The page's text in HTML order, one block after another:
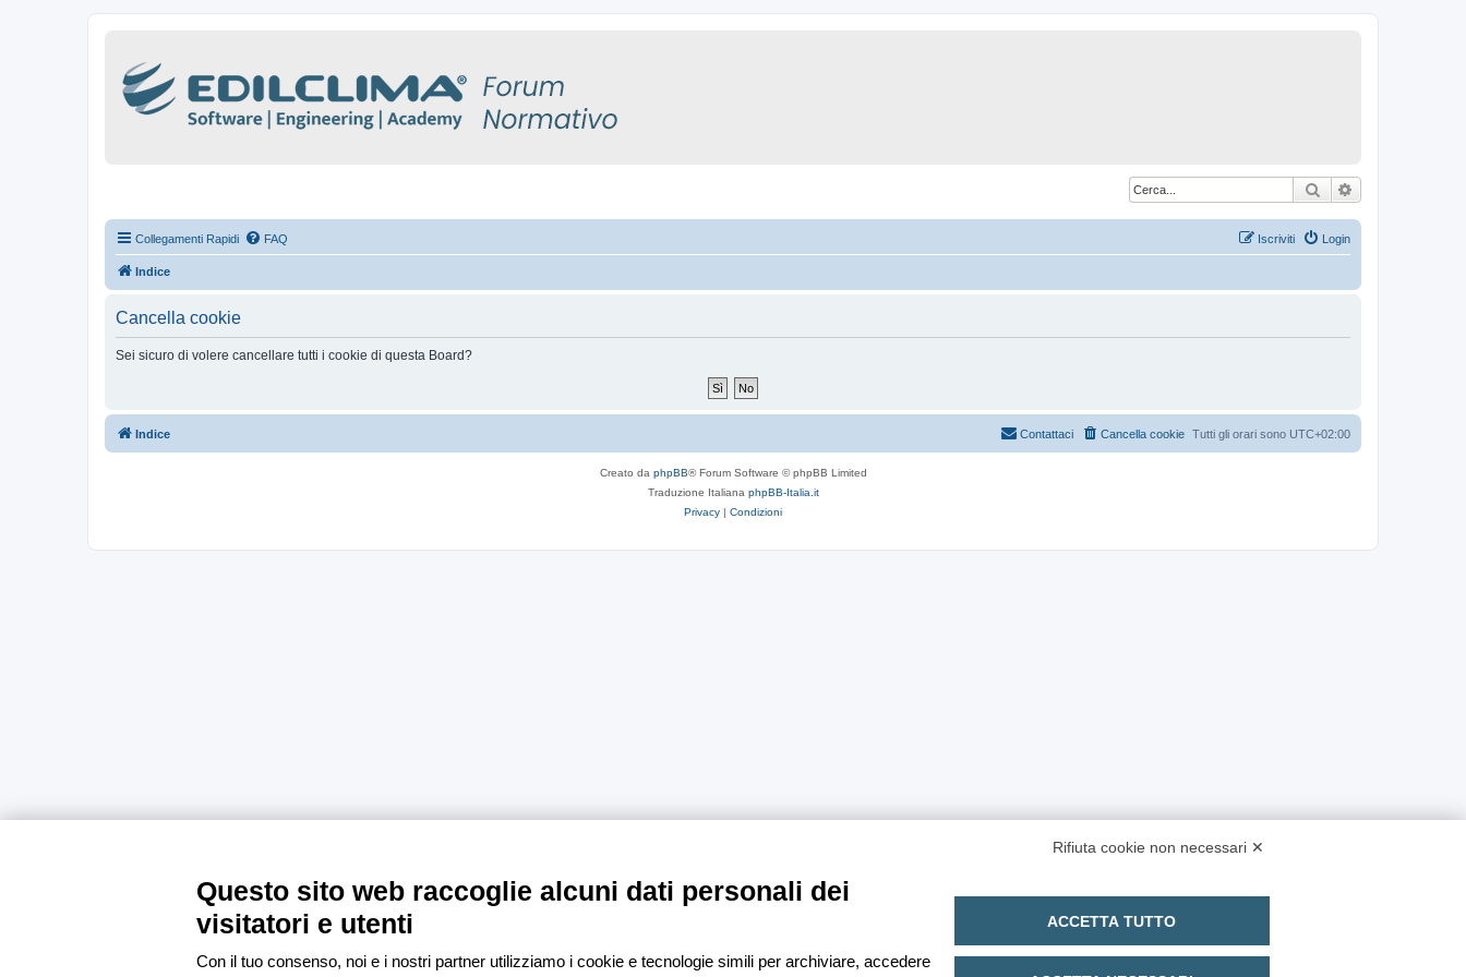
Cerca
Collegamenti Rapidi FAQ Login
Iscriviti
Indice
Cancella cookie
Sei sicuro di volere cancellare tutti i cookie di questa Board?
Indice Tutti gli orari sono UTC+02:00
Cancella cookie
Contattaci
Creato da phpBB® Forum Software © phpBB Limited
Traduzione Italiana phpBB-Italia.it
Privacy | Condizioni
Rifiuta cookie non necessari ✕
Questo sito web raccoglie alcuni dati personali dei
visitatori e utenti
Con il tuo consenso, noi e i nostri partner utilizziamo i cookie e tecnologie simili per archiviare, accedere
ACCETTA TUTTO